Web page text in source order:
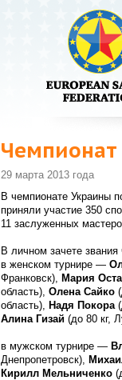
29 марта 2013 года
В чемпионате Украины
приняли участие 350
11 заслуженных
В личном зачете
в женском турнире —
Франковск), Мария
область), Олена Сайко
область), Надя Покора
Алина Гизай (до 80 кг,
в мужском турнире —
Днепропетровск),
Кирилл Мельниченко